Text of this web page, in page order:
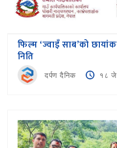
फिल्म ‘ज्वाइँ साब’को
निति
दर्पण दैनिक १८